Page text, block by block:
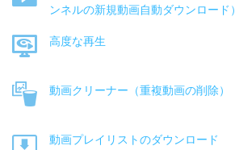
ンネルの新規動画自動ダウンロード）
高度な再生
動画クリーナー（重複動画の削除）
動画プレイリストのダウンロード